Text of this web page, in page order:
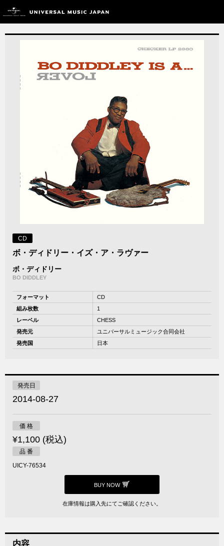
CD
ボ・ディドリー・イズ・ア・ラヴァー
ボ・ディドリー
BO DIDDLEY
フォーマット
CD
組み枚数
1
レーベル
CHESS
発売元
ユニバーサルミュージック合同会社
発売国
日本
発売日
2014-08-27
価 格
¥1,100 (税込)
品 番
UICY-76534
BUY NOW
在庫情報は購入先にてご確認ください。
内容